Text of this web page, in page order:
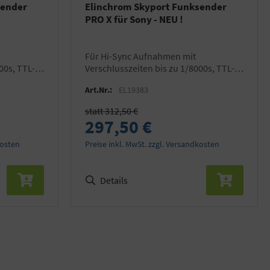
TTL-
Elinchrom Skyport Funksender
PRO X für Sony - NEU !
für Hi-Sync Aufnahmen mit
Verschlusszeiten bis zu 1/8000s, TTL-
Empfängern
Art.Nr.: EL19383
statt 312,50 €
297,50 €
Preise inkl. MwSt. zzgl. Versandkosten
Details